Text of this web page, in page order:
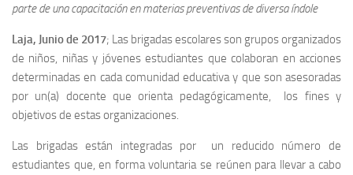
parte de una capacitación en materias preventivas de diversa índole
Laja, Junio de 2017; Las brigadas escolares son grupos organizados
de niños, niñas y jóvenes estudiantes que colaboran en acciones
determinadas en cada comunidad educativa y que son asesoradas
por un(a) docente que orienta pedagógicamente, los fines y
objetivos de estas organizaciones.
Las brigadas están integradas por un reducido número de
estudiantes que, en forma voluntaria se reúnen para llevar a cabo